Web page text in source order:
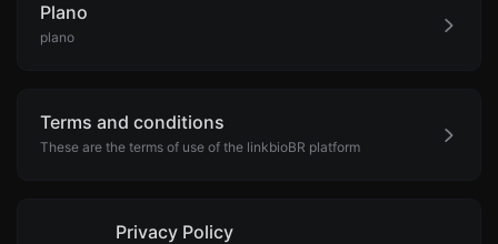
Plano
plano
Terms and conditions
These are the terms of use of the linkbioBR platform
Privacy Policy